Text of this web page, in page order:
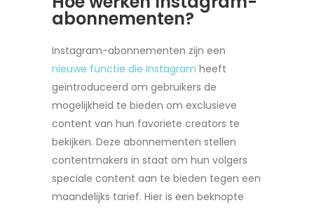
abonnementen?
Instagram-abonnementen zijn een
nieuwe functie die Instagram heeft
geïntroduceerd om gebruikers de
mogelijkheid te bieden om exclusieve
content van hun favoriete creators te
bekijken. Deze abonnementen stellen
contentmakers in staat om hun volgers
speciale content aan te bieden tegen een
maandelijks tarief. Hier is een beknopte